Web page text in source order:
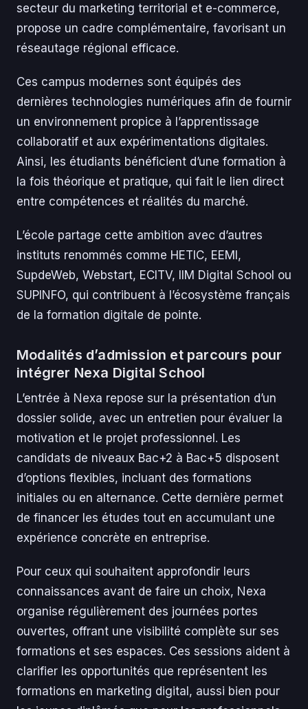
secteur du marketing territorial et e-commerce,
propose un cadre complémentaire, favorisant un
réseautage régional efficace.
Ces campus modernes sont équipés des
dernières technologies numériques afin de fournir
un environnement propice à l’apprentissage
collaboratif et aux expérimentations digitales.
Ainsi, les étudiants bénéficient d’une formation à
la fois théorique et pratique, qui fait le lien direct
entre compétences et réalités du marché.
L’école partage cette ambition avec d’autres
instituts renommés comme HETIC, EEMI,
SupdeWeb, Webstart, ECITV, IIM Digital School ou
SUPINFO, qui contribuent à l’écosystème français
de la formation digitale de pointe.
Modalités d’admission et parcours pour
intégrer Nexa Digital School
L’entrée à Nexa repose sur la présentation d’un
dossier solide, avec un entretien pour évaluer la
motivation et le projet professionnel. Les
candidats de niveaux Bac+2 à Bac+5 disposent
d’options flexibles, incluant des formations
initiales ou en alternance. Cette dernière permet
de financer les études tout en accumulant une
expérience concrète en entreprise.
Pour ceux qui souhaitent approfondir leurs
connaissances avant de faire un choix, Nexa
organise régulièrement des journées portes
ouvertes, offrant une visibilité complète sur ses
formations et ses espaces. Ces sessions aident à
clarifier les opportunités que représentent les
formations en marketing digital, aussi bien pour